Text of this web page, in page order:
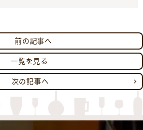
前の記事へ
一覧を見る
次の記事へ